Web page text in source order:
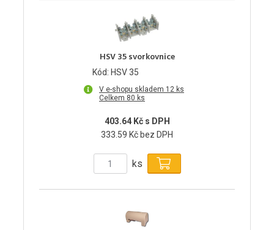
HSV 35 svorkovnice
Kód: HSV 35
V e-shopu skladem 12 ks
Celkem 80 ks
403.64 Kč s DPH
333.59 Kč bez DPH
ks